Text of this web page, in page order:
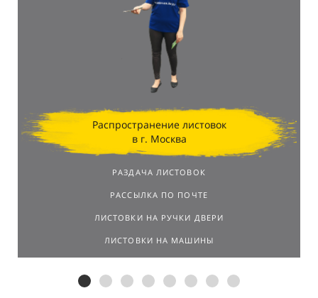
Распространение листовок
в г. Москва
РАЗДАЧА ЛИСТОВОК
РАССЫЛКА ПО ПОЧТЕ
ЛИСТОВКИ НА РУЧКИ ДВЕРИ
ЛИСТОВКИ НА МАШИНЫ